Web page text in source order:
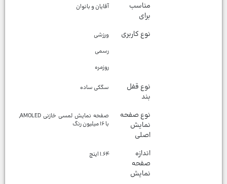
مناسب
برای
آقایان و بانوان
نوع کاربری
روزمره
نوع قفل
بند
سگکی ساده
نوع صفحه
نمایش
اصلی
صفحه نمایش لمسی خازنی AMOLED,
با ۱۶ میلیون رنگ
اندازه
صفحه
نمایش
۱.۶۴ اينچ